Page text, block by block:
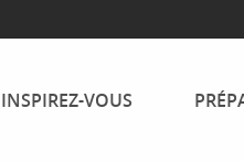
INSPIREZ-VOUS